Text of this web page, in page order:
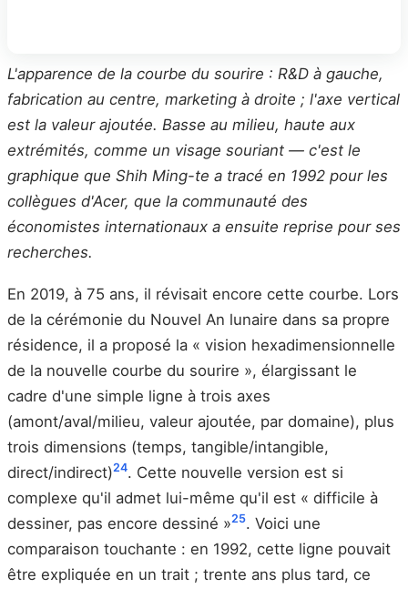
L'apparence de la courbe du sourire : R&D à gauche,
fabrication au centre, marketing à droite ; l'axe vertical
est la valeur ajoutée. Basse au milieu, haute aux
extrémités, comme un visage souriant — c'est le
graphique que Shih Ming-te a tracé en 1992 pour les
collègues d'Acer, que la communauté des
économistes internationaux a ensuite reprise pour ses
recherches.
En 2019, à 75 ans, il révisait encore cette courbe. Lors
de la cérémonie du Nouvel An lunaire dans sa propre
résidence, il a proposé la « vision hexadimensionnelle
de la nouvelle courbe du sourire », élargissant le
cadre d'une simple ligne à trois axes
(amont/aval/milieu, valeur ajoutée, par domaine), plus
trois dimensions (temps, tangible/intangible,
direct/indirect)24. Cette nouvelle version est si
complexe qu'il admet lui-même qu'il est « difficile à
dessiner, pas encore dessiné »25. Voici une
comparaison touchante : en 1992, cette ligne pouvait
être expliquée en un trait ; trente ans plus tard, ce